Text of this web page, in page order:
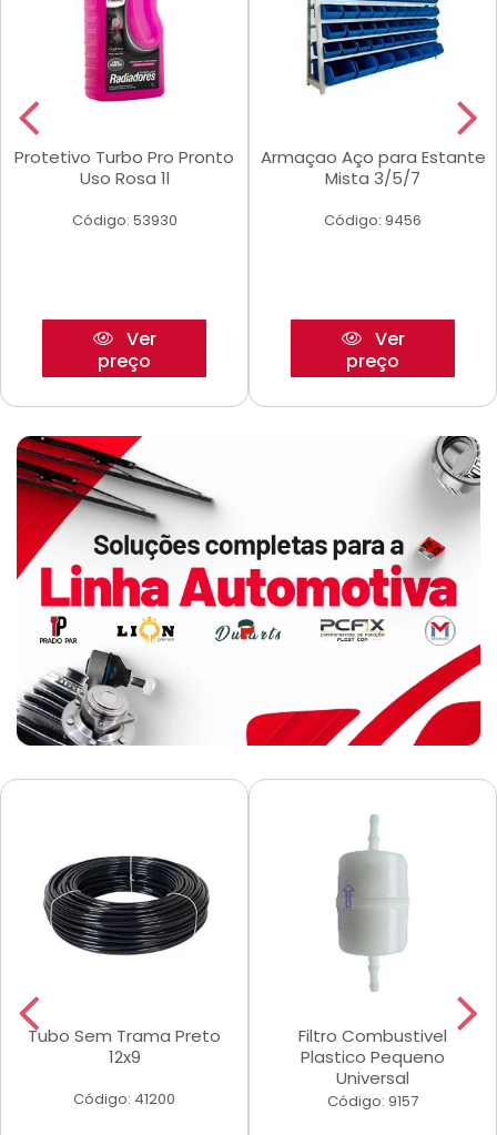
Protetivo Turbo Pro Pronto
Uso Rosa 1l
Código: 53930
Ver
preço
Armaçao Aço para Estante
Mista 3/5/7
Código: 9456
Ver
preço
Tubo Sem Trama Preto
12x9
Código: 41200
Filtro Combustivel
Plastico Pequeno
Universal
Código: 9157